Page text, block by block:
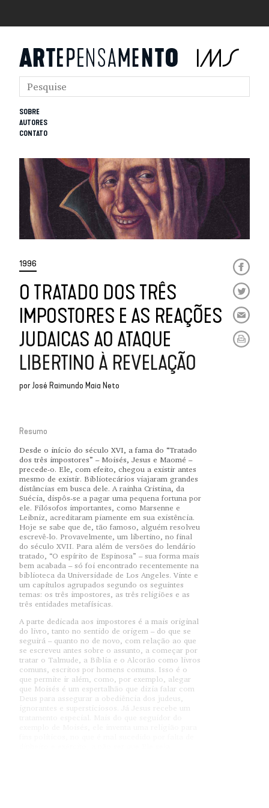
SOBRE
AUTORES
CONTATO
1996
O TRATADO DOS TRÊS
IMPOSTORES E AS REAÇÕES
JUDAICAS AO ATAQUE
LIBERTINO À REVELAÇÃO
porJosé Raimundo Maia Neto
Resumo
Desde o início do século XVI, a fama do “Tratado
dos três impostores” – Moisés, Jesus e Maomé –
precede-o. Ele, com efeito, chegou a existir antes
mesmo de existir. Bibliotecários viajaram grandes
distâncias em busca dele. A rainha Cristina, da
Suécia, dispôs-se a pagar uma pequena fortuna por
ele. Filósofos importantes, como Marsenne e
Leibniz, acreditaram piamente em sua existência.
Hoje se sabe que de, tão famoso, alguém resolveu
escrevê-lo. Provavelmente, um libertino, no final
do século XVII. Para além de versões do lendário
tratado, “O espírito de Espinosa” – sua forma mais
bem acabada – só foi encontrado recentemente na
biblioteca da Universidade de Los Angeles. Vinte e
um capítulos agrupados segundo os seguintes
temas: os três impostores, as três religiões e as
três entidades metafísicas.
A parte dedicada aos impostores é a mais original
do livro, tanto no sentido de origem – do que se
seguirá – quanto no de novo, com relação ao que
se escreveu antes sobre o assunto, a começar por
tratar o Talmude, a Bíblia e o Alcorão como livros
comuns, escritos por homens comuns. Isso é o
que permite ir além, como, por exemplo, alegar
que Moisés é um espertalhão que dizia falar com
Deus para assegurar a obediência dos judeus,
ignorantes e supersticiosos. Já Jesus recebe um